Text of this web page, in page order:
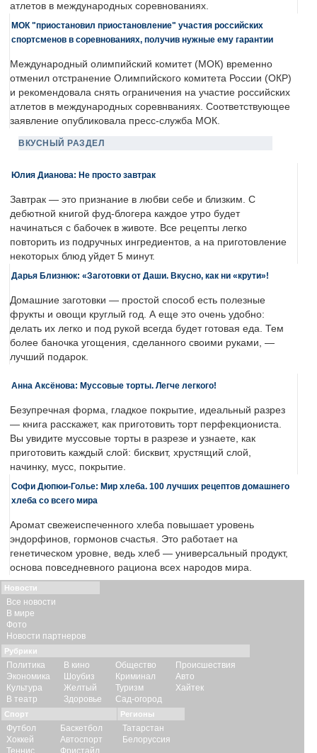
атлетов в международных соревнованиях.
МОК "приостановил приостановление" участия российских
спортсменов в соревнованиях, получив нужные ему гарантии
Международный олимпийский комитет (МОК) временно
отменил отстранение Олимпийского комитета России (ОКР)
и рекомендовала снять ограничения на участие российских
атлетов в международных соревнваниях. Соответствующее
заявление опубликовала пресс-служба МОК.
ВКУСНЫЙ РАЗДЕЛ
Юлия Дианова: Не просто завтрак
Завтрак — это признание в любви себе и близким. С
дебютной книгой фуд-блогера каждое утро будет
начинаться с бабочек в животе. Все рецепты легко
повторить из подручных ингредиентов, а на приготовление
некоторых блюд уйдет 5 минут.
Дарья Близнюк: «Заготовки от Даши. Вкусно, как ни «крути»!
Домашние заготовки — простой способ есть полезные
фрукты и овощи круглый год. А еще это очень удобно:
делать их легко и под рукой всегда будет готовая еда. Тем
более баночка угощения, сделанного своими руками, —
лучший подарок.
Анна Аксёнова: Муссовые торты. Легче легкого!
Безупречная форма, гладкое покрытие, идеальный разрез
— книга расскажет, как приготовить торт перфекциониста.
Вы увидите муссовые торты в разрезе и узнаете, как
приготовить каждый слой: бисквит, хрустящий слой,
начинку, мусс, покрытие.
Софи Дюпюи-Голье: Мир хлеба. 100 лучших рецептов домашнего
хлеба со всего мира
Аромат свежеиспеченного хлеба повышает уровень
эндорфинов, гормонов счастья. Это работает на
генетическом уровне, ведь хлеб — универсальный продукт,
основа повседневного рациона всех народов мира.
Новости
Все новости
В мире
Фото
Новости партнеров
Рубрики
Политика
Экономика
Культура
В театр
В кино
Шоубиз
Желтый
Здоровье
Общество
Криминал
Туризм
Сад-огород
Происшествия
Авто
Хайтек
Спорт
Футбол
Хоккей
Баскетбол
Автоспорт
Регионы
Татарстан
Белоруссия